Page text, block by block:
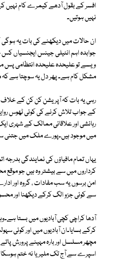
افسر کے بقول آدھے کیمرے کام نہیں
نہیں ہوتیں۔
ان حالات میں دیکھنے کی بات یہ ہوگی کہ
جوابدہ اہم انٹیلی جینس ایجنسیاں
ویسے تو علیحدہ علیحدہ انتظامی پس
مشکل کام ہے۔ پھر دل یہ سوچتا ہے کہ
رہی یہ بات کہ آپریشن کن کن کے خلاف
کے جواب تلاش کرنے کی کوئی ٹھوس
رہائشی اور علاقائی ممالک کے شہری
میں موجود ہیں۔پورے ملک میں جتنی
یہاں تمام مافیاؤں کی نمایندگی
کرداروں میں سے بیشتر وہ ہیں جو
امن برسوں یہ سب مفادات ، گروہ اور
سے کوئی جزو الگ کرکے دیکھنا اور
آدھا کراچی کچی آبادیوں میں بستا
کرکے بسایا۔ان آبادیوں میں اور کوئی
مچھر مسلسل اور بارہ مہینے پرورش
اسپرے سے آج تک ملیریا نہ ختم